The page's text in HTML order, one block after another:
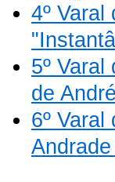
4º
5º
de
6º